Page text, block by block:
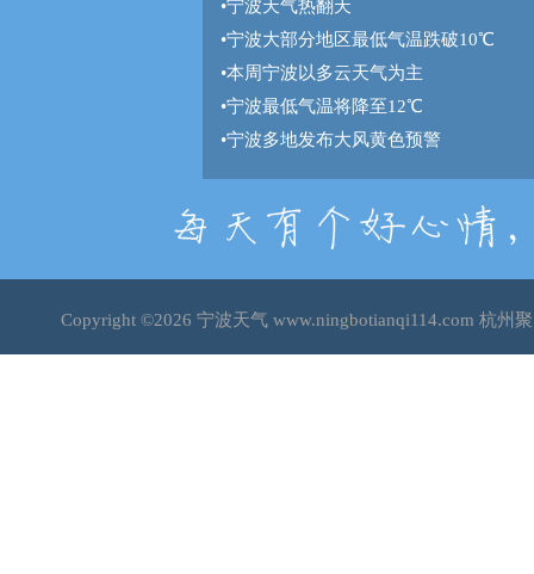
•宁波天气热翻天
•宁波大部分地区最低气温跌破10℃
•本周宁波以多云天气为主
•宁波最低气温将降至12℃
•宁波多地发布大风黄色预警
Copyright ©2026 宁波天气 www.ningbotianqi114.com 杭州